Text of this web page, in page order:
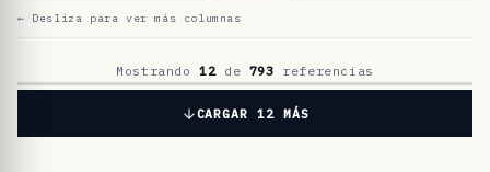
l
D
N
← Desliza para ver más columnas
Mostrando12de 793 referencias
CARGAR 12 MÁS